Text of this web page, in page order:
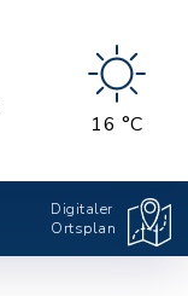
16 °C
Digitaler
Ortsplan